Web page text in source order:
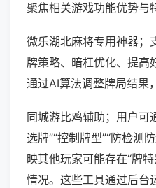
聚焦相关游戏功能优势与
微乐湖北麻将专用神器；
牌策略、暗杠优化、提高
通过AI算法调整牌局结果
同城游比鸡辅助；用户可
选牌”“控制牌型”“防检测
映其他玩家可能存在“牌
情况。这些工具通过后台